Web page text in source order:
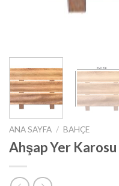
ANA SAYFA / BAHÇE
Ahşap Yer